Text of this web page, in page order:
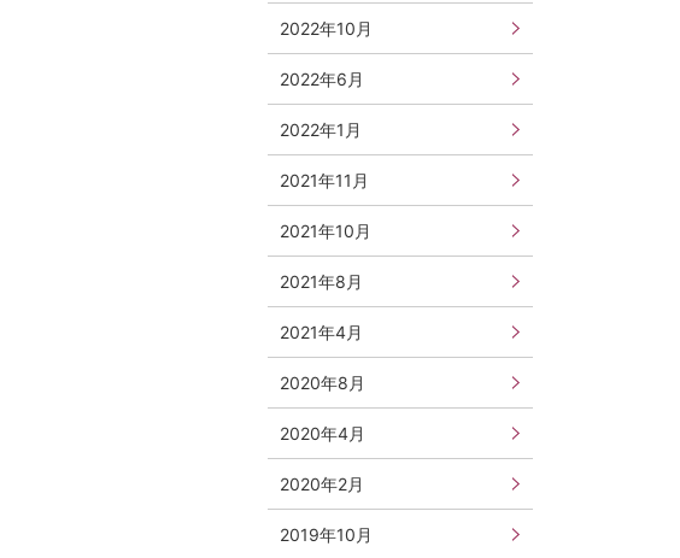
2022年10月
2022年6月
2022年1月
2021年11月
2021年10月
2021年8月
2021年4月
2020年8月
2020年4月
2020年2月
2019年10月